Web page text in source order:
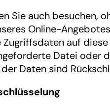
Sie auch besuchen,
Online-
Zugriffsdaten auf
Datei oder
Daten sind